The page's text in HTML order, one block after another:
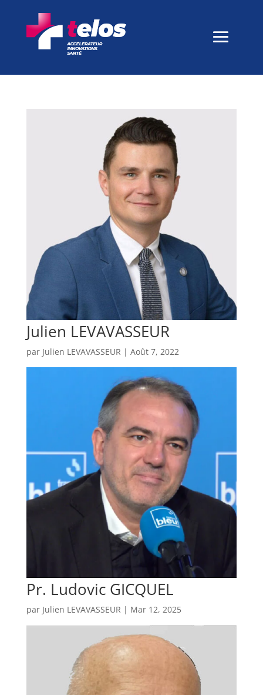
Julien LEVAVASSEUR
par Julien LEVAVASSEUR | Août 7, 2022
Pr. Ludovic GICQUEL
par Julien LEVAVASSEUR | Mar 12, 2025